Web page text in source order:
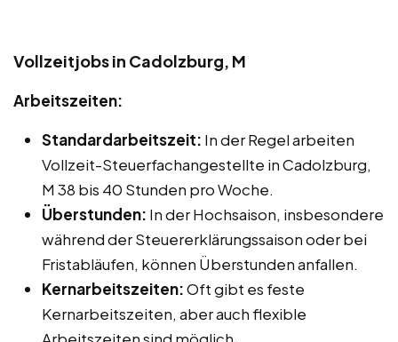
Vollzeitjobs in Cadolzburg, M
Arbeitszeiten:
Standardarbeitszeit: In der Regel arbeiten
Vollzeit-Steuerfachangestellte in Cadolzburg,
M 38 bis 40 Stunden pro Woche.
Überstunden: In der Hochsaison, insbesondere
während der Steuererklärungssaison oder bei
Fristabläufen, können Überstunden anfallen.
Kernarbeitszeiten:Oft gibt es feste
Kernarbeitszeiten, aber auch flexible